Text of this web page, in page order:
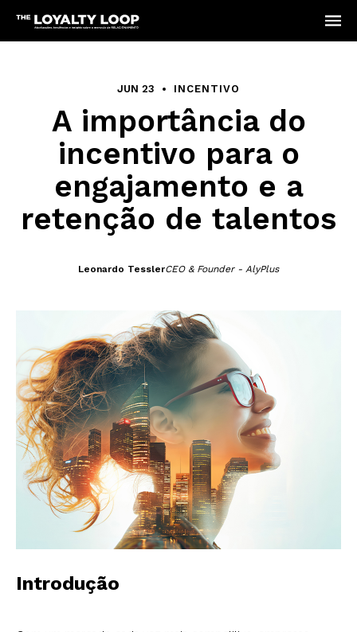
JUN 23 INCENTIVO
A importância do
incentivo para o
engajamento e a
retenção de talentos
Leonardo TesslerCEO & Founder - AlyPlus
Introdução